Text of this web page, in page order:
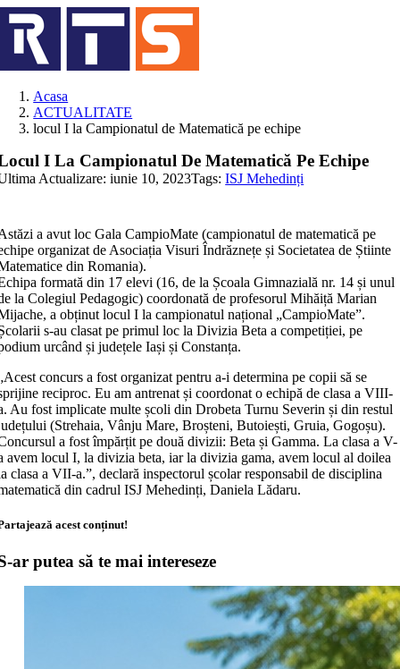
Skip
to
content
Acasa
ACTUALITATE
locul I la Campionatul de Matematică pe echipe
I La Campionatul De Matematică Pe Echipe
Actualizare: iunie 10, 2023Tags:ISJ Mehedinți
a avut loc Gala CampioMate (campionatul de matematică pe
organizat de Asociația Visuri Îndrăznețe și Societatea de Știinte
din Romania).
formată din 17 elevi (16, de la Școala Gimnazială nr. 14 și unul
la Colegiul Pedagogic) coordonată de profesorul Mihăiță Marian
a obținut locul I la campionatul național „CampioMate”.
s-au clasat pe primul loc la Divizia Beta a competiției, pe
urcând și județele Iași și Constanța.
concurs a fost organizat pentru a-i determina pe copii să se
reciproc. Eu am antrenat și coordonat o echipă de clasa a VIII-
Au fost implicate multe școli din Drobeta Turnu Severin și din restul
(Strehaia, Vânju Mare, Broșteni, Butoiești, Gruia, Gogoșu).
a fost împărțit pe două divizii: Beta și Gamma. La clasa a V-
avem locul I, la divizia beta, iar la divizia gama, avem locul al doilea
clasa a VII-a.”, declară inspectorul școlar responsabil de disciplina
din cadrul ISJ Mehedinți, Daniela Lădaru.
acest conținut!
ar putea să te mai intereseze